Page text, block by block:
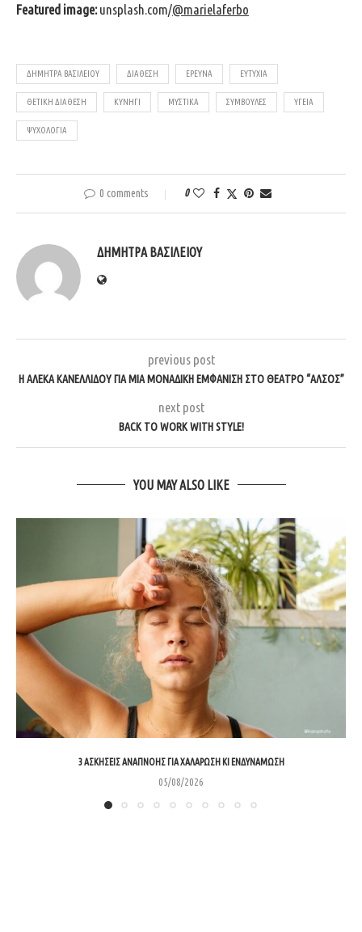
Featured image:unsplash.com/@marielaferbo
ΔΉΜΗΤΡΑ ΒΑΣΙΛΕΊΟΥ ΔΙΆΘΕΣΗ ΈΡΕΥΝΑ ΕΥΤΥΧΊΑ
ΘΕΤΙΚΉ ΔΙΆΘΕΣΗ ΚΥΝΉΓΙ ΜΥΣΤΙΚΆ ΣΥΜΒΟΥΛΈΣ ΥΓΕΊΑ
ΨΥΧΟΛΟΓΊΑ
0 comments 0
ΔΉΜΗΤΡΑ ΒΑΣΙΛΕΊΟΥ
previous post
Η ΑΛΈΚΑ ΚΑΝΕΛΛΊΔΟΥ ΓΙΑ ΜΊΑ ΜΟΝΑΔΙΚΉ ΕΜΦΆΝΙΣΗ ΣΤΟ ΘΈΑΤΡΟ “ΆΛΣΟΣ”
next post
BACK TO WORK WITH STYLE!
YOU MAY ALSO LIKE
3 ΑΣΚΉΣΕΙΣ ΑΝΑΠΝΟΉΣ ΓΙΑ ΧΑΛΆΡΩΣΗ ΚΙ ΕΝΔΥΝΆΜΩΣΗ
05/08/2026